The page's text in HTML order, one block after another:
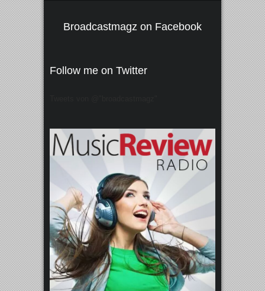
Broadcastmagz on Facebook
Follow me on Twitter